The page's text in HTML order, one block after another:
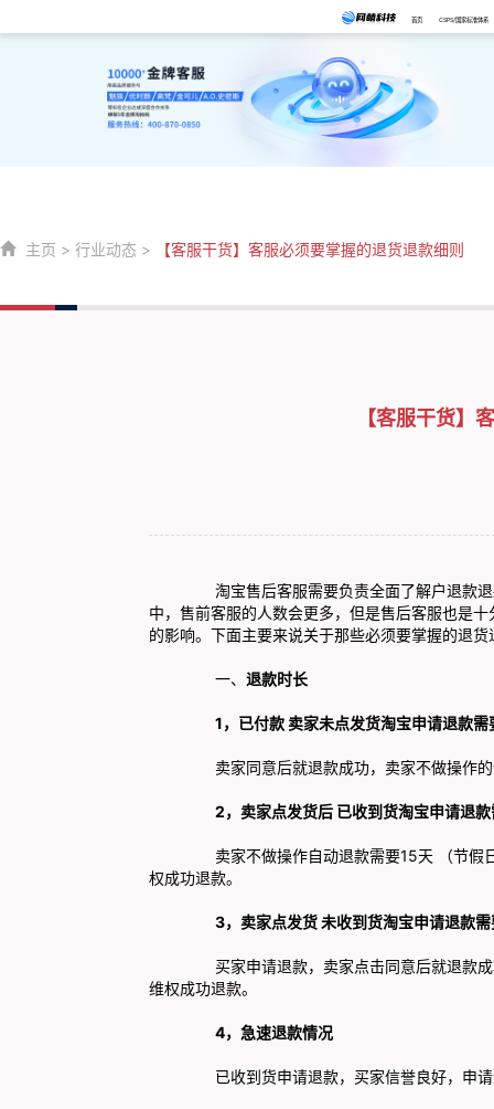
首页 CSPS/国家标准体系
主页 > 行业动态 > 【客服干货】客服必须要掌握的退货退款细则
【客服干货】
淘宝售后客服需要负责全面了解户退款退款
中，售前客服的人数会更多，但是售后客服也是
的影响。下面主要来说关于那些必须要掌握的退
一、 退款时长
1， 已付款 卖家未点发货淘宝申请退款需
卖家同意后就退款成功，卖家不做操作的
2，卖家点发货后 已收到货淘宝申请退
卖家不做操作自动退款需要15天 （节假日延
权成功退款。
3，卖家点发货 未收到货淘宝申请退款
买家申请退款，卖家点击同意后就退款成功
维权成功退款。
4，急速退款情况
已收到货申请退款，买家信誉良好，申请退